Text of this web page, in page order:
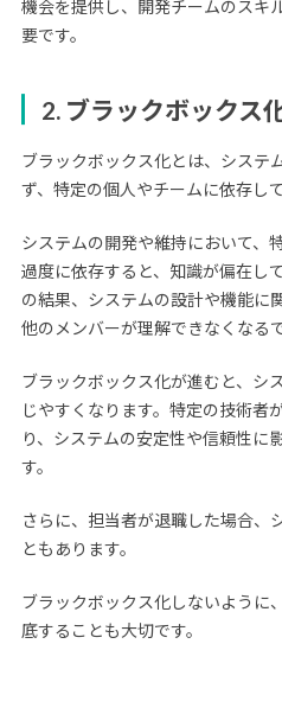
機会を提供し、開発チームのスキ
要です。
2. ブラックボックス
ブラックボックス化とは、システ
ず、特定の個人やチームに依存し
システムの開発や維持において、
過度に依存すると、知識が偏在し
の結果、システムの設計や機能に
他のメンバーが理解できなくなるで
ブラックボックス化が進むと、シ
じやすくなります。特定の技術者
り、システムの安定性や信頼性に
す。
さらに、担当者が退職した場合、
ともあります。
ブラックボックス化しないように
底することも大切です。